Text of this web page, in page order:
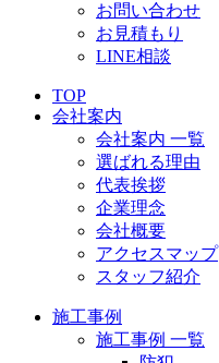
お問い合わせ
お見積もり
LINE相談
TOP
会社案内
会社案内 一覧
選ばれる理由
代表挨拶
企業理念
会社概要
アクセスマップ
スタッフ紹介
施工事例
施工事例 一覧